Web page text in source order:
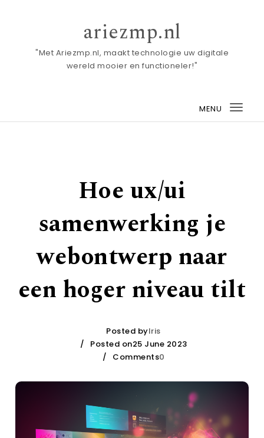
ariezmp.nl
"Met Ariezmp.nl, maakt technologie uw digitale
wereld mooier en functioneler!"
MENU
Hoe ux/ui
samenwerking je
webontwerp naar
een hoger niveau tilt
Posted byIris
Posted on25 June 2023
Comments0